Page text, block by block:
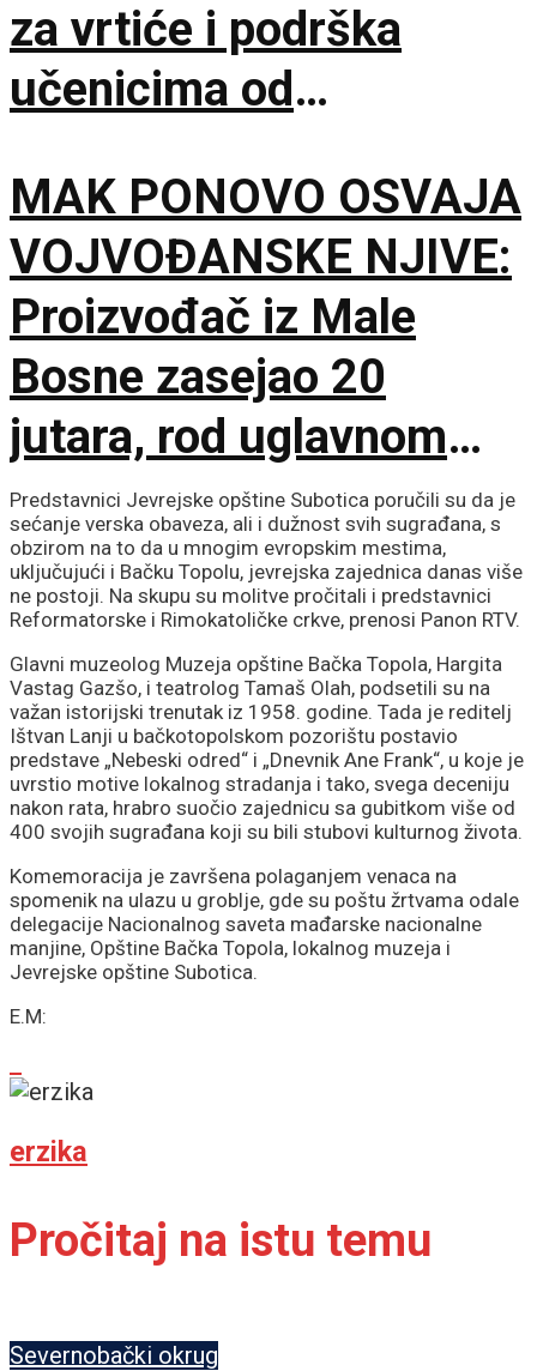
za vrtiće i podrška
učenicima od
MAK PONOVO OSVAJA
VOJVOĐANSKE NJIVE:
Proizvođač iz Male
Bosne zasejao 20
jutara, rod uglavnom
odlazi u izvoz
Predstavnici Jevrejske opštine Subotica poručili su da je
sećanje verska obaveza, ali i dužnost svih sugrađana, s
obzirom na to da u mnogim evropskim mestima,
uključujući i Bačku Topolu, jevrejska zajednica danas više
ne postoji. Na skupu su molitve pročitali i predstavnici
Reformatorske i Rimokatoličke crkve, prenosi Panon RTV.
Glavni muzeolog Muzeja opštine Bačka Topola, Hargita
Vastag Gazšo, i teatrolog Tamaš Olah, podsetili su na
važan istorijski trenutak iz 1958. godine. Tada je reditelj
Ištvan Lanji u bačkotopolskom pozorištu postavio
predstave „Nebeski odred“ i „Dnevnik Ane Frank“, u koje je
uvrstio motive lokalnog stradanja i tako, svega deceniju
nakon rata, hrabro suočio zajednicu sa gubitkom više od
400 svojih sugrađana koji su bili stubovi kulturnog života.
Komemoracija je završena polaganjem venaca na
spomenik na ulazu u groblje, gde su poštu žrtvama odale
delegacije Nacionalnog saveta mađarske nacionalne
manjine, Opštine Bačka Topola, lokalnog muzeja i
Jevrejske opštine Subotica.
E.M:
erzika
Pročitaj na istu temu
Severnobački okrug